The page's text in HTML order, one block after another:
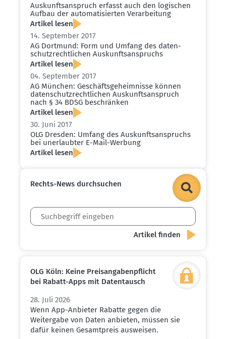
Auskunfts­an­spruch erfasst auch den logischen
Aufbau der automa­ti­sierten Verar­beitung
Artikel lesen
14. September 2017
AG Dortmund: Form und Umfang des daten­
schutz­recht­lichen Auskunfts­an­spruchs
Artikel lesen
04. September 2017
AG München: Geschäfts­ge­heim­nisse können
daten­schutz­recht­lichen Auskunfts­an­spruch
nach § 34 BDSG beschränken
Artikel lesen
30. Juni 2017
OLG Dresden: Umfang des Auskunfts­an­spruchs
bei unerlaubter E-Mail-Werbung
Artikel lesen
Rechts-News durch­suchen
OLG Köln: Keine Preis­an­ga­ben­pflicht
bei Rabatt-Apps mit Daten­tausch
28. Juli 2026
Wenn App-Anbieter Rabatte gegen die
Weitergabe von Daten anbieten, müssen sie
dafür keinen Gesamtpreis ausweisen.